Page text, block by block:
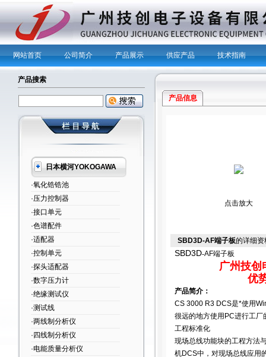
网站首页 公司简介 产品展示 供应产品 技术指南
产品搜索
日本横河YOKOGAWA
·氧化锆锆池
·压力控制器
·接口单元
·色谱配件
·适配器
·控制单元
·探头适配器
·数字压力计
·绝缘测试仪
·测试线
·两线制分析仪
·四线制分析仪
·电能质量分析仪
产品信息
点击放大
SBD3D-AF端子板的详细资
SBD3D-AF端子板
广州技
优
产品简介：
CS 3000 R3 DCS是*使用
很远的地方使用PC进行工
工程标准化
现场总线功能块的工程方法
机DCS中，对现场总线应用